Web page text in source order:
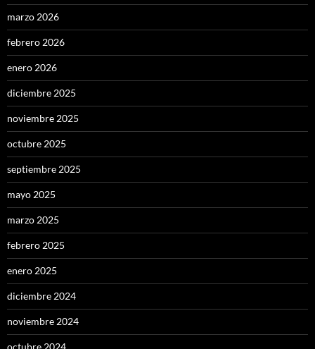
marzo 2026
febrero 2026
enero 2026
diciembre 2025
noviembre 2025
octubre 2025
septiembre 2025
mayo 2025
marzo 2025
febrero 2025
enero 2025
diciembre 2024
noviembre 2024